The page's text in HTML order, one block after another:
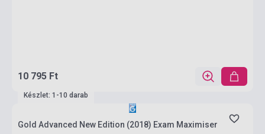
10 795 Ft
Készlet: 1-10 darab
Gold Advanced New Edition (2018) Exam Maximiser